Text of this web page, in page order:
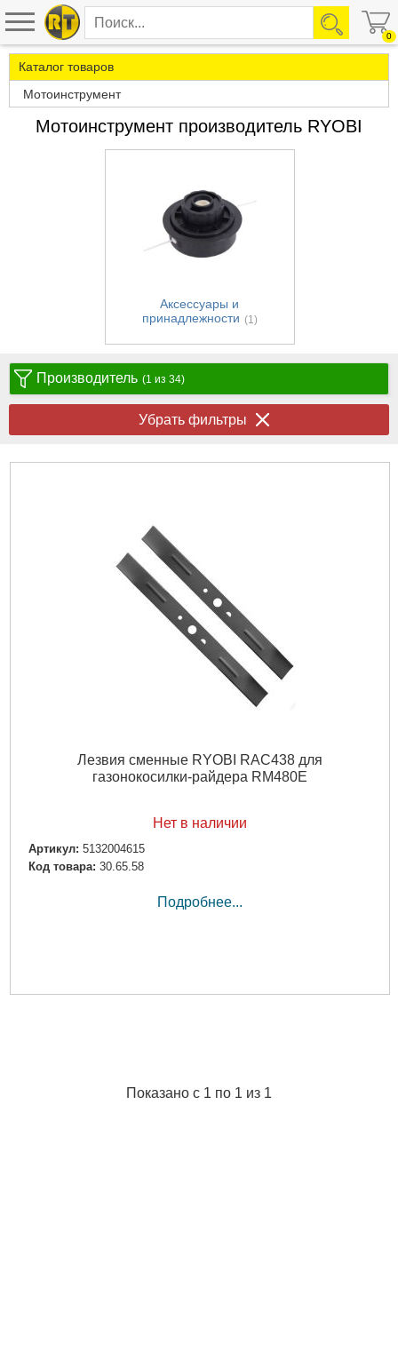
0
Каталог товаров
Мотоинструмент
Мотоинструмент производитель RYOBI
Аксессуары и
принадлежности (1)
Производитель (1 из 34)
Убрать фильтры
Лезвия сменные RYOBI RAC438 для
газонокосилки-райдера RM480E
Нет в наличии
Артикул: 5132004615
Код товара: 30.65.58
Подробнее...
Показано с 1 по 1 из 1